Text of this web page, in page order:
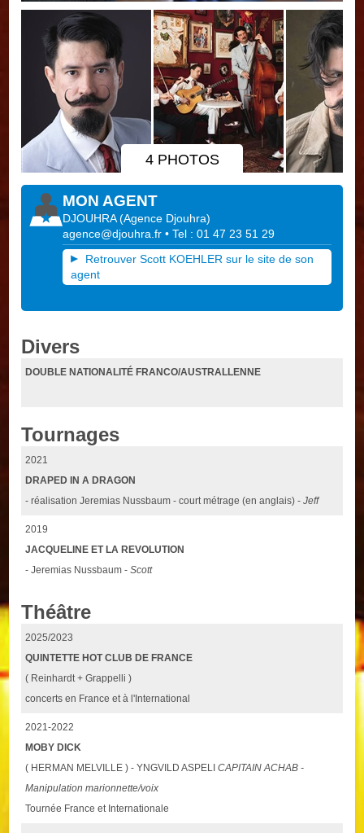
4 PHOTOS
MON AGENT
DJOUHRA (Agence Djouhra)
agence@djouhra.fr • Tel : 01 47 23 51 29
Retrouver Scott KOEHLER sur le site de son
agent
Divers
DOUBLE NATIONALITÉ FRANCO/AUSTRALLENNE
Tournages
2021
DRAPED IN A DRAGON
- réalisation Jeremias Nussbaum - court métrage (en anglais) -Jeff
2019
JACQUELINE ET LA REVOLUTION
- Jeremias Nussbaum -Scott
Théâtre
2025/2023
QUINTETTE HOT CLUB DE FRANCE
( Reinhardt + Grappelli )
concerts en France et à l'International
2021-2022
MOBY DICK
( HERMAN MELVILLE ) - YNGVILD ASPELICAPITAIN ACHAB -
Manipulation marionnette/voix
Tournée France et Internationale